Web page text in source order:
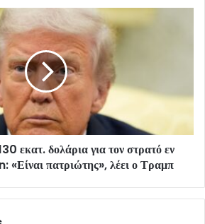
εκατ. δολάρια για τον στρατό εν
πατριώτης», λέει ο Τραμπ